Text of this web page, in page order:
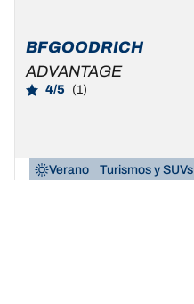
BFGOODRICH
ADVANTAGE
4/5 (1)
Verano
Turismos y SUVs